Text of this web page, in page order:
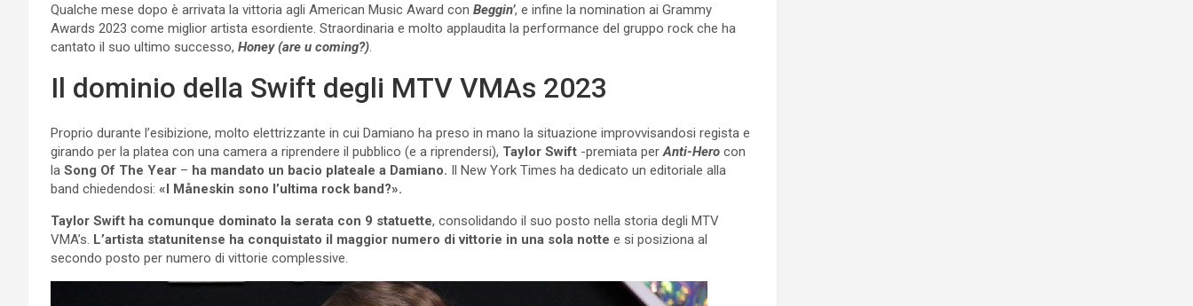
Qualche mese dopo è arrivata la vittoria agli American Music Award con Beggin’, e infine la nomination ai Grammy
Awards 2023 come miglior artista esordiente. Straordinaria e molto applaudita la performance del gruppo rock che ha
cantato il suo ultimo successo, Honey (are u coming?)
Il dominio della Swift degli MTV VMAs 2023
Proprio durante l’esibizione, molto elettrizzante in cui Damiano ha preso in mano la situazione improvvisandosi regista e
girando per la platea con una camera a riprendere il pubblico (e a riprendersi), Taylor Swift -premiata per Anti-Hero con
la Song Of The Year – ha mandato un bacio plateale a Damiano. Il New York Times ha dedicato un editoriale alla
band chiedendosi: «I Måneskin sono l’ultima rock band?».
Taylor Swift ha comunque dominato la serata con 9 statuette, consolidando il suo posto nella storia degli MTV
VMA’s. L’artista statunitense ha conquistato il maggior numero di vittorie in una sola notte e si posiziona al
secondo posto per numero di vittorie complessive.